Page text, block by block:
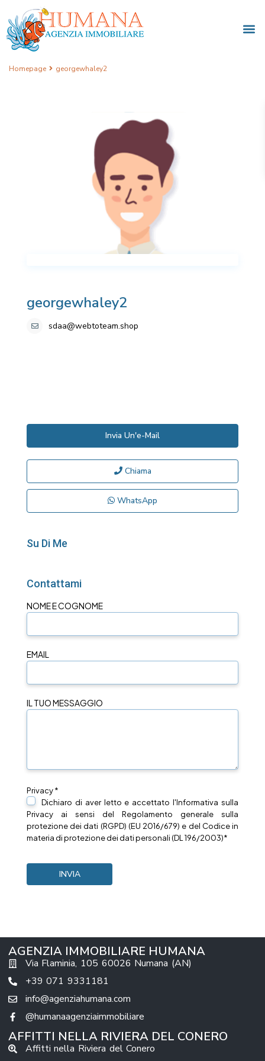
Homepage georgewhaley2
georgewhaley2
sdaa@webtoteam.shop
Invia Un'e-Mail
Chiama
WhatsApp
Su Di Me
Contattami
NOME E COGNOME
EMAIL
IL TUO MESSAGGIO
Privacy *
Dichiaro di aver letto e accettato l'Informativa sulla
Privacy ai sensi del Regolamento generale sulla
protezione dei dati (RGPD) (EU 2016/679) e del Codice in
materia di protezione dei dati personali (DL 196/2003)*
AGENZIA IMMOBILIARE HUMANA
Via Flaminia, 105 60026 Numana (AN)
+39 071 9331181
info@agenziahumana.com
@humanaagenziaimmobiliare
AFFITTI NELLA RIVIERA DEL CONERO
Affitti nella Riviera del Conero